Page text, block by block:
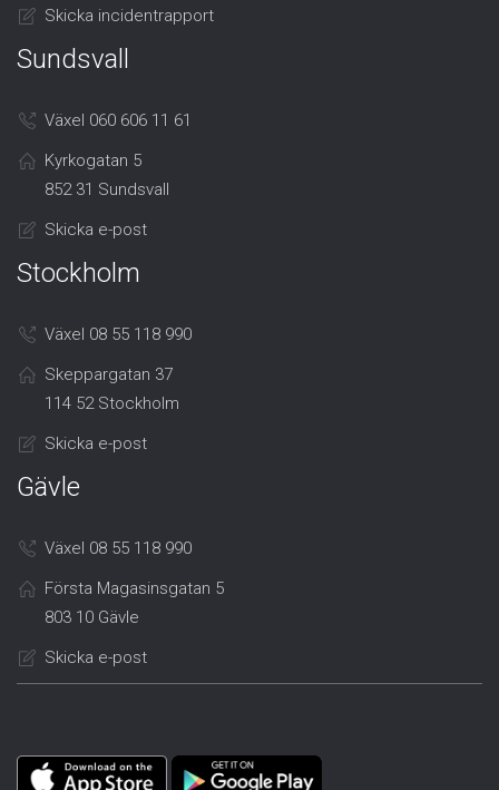
Skicka incidentrapport
Sundsvall
Växel 060 606 11 61
Kyrkogatan 5
852 31 Sundsvall
Skicka e-post
Stockholm
Växel 08 55 118 990
Skeppargatan 37
114 52 Stockholm
Skicka e-post
Gävle
Växel 08 55 118 990
Första Magasinsgatan 5
803 10 Gävle
Skicka e-post